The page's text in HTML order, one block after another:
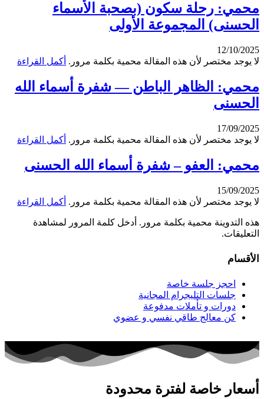
محمي: رحلة سكون (بصحبة الأسماء
الحسنى) المجموعة الأولى
12/10/2025
لا يوجد مختصر لأن هذه المقالة محمية بكلمة مرور. أكمل القراءة
محمي: الظاهر الباطن — شفرة أسماء الله
الحسنى
17/09/2025
لا يوجد مختصر لأن هذه المقالة محمية بكلمة مرور. أكمل القراءة
محمي: العفو – شفرة أسماء الله الحسنى
15/09/2025
لا يوجد مختصر لأن هذه المقالة محمية بكلمة مرور. أكمل القراءة
هذه التدوينة محمية بكلمة مرور. أدخل كلمة المرور لمشاهدة
التعليقات.
الأقسام
احجز جلسة خاصة
جلسات التليجرام المجانية
دورات و تأملات مدفوعة
كن معالج طاقي نفسي و عضوي
أسعار خاصة لفترة محدودة